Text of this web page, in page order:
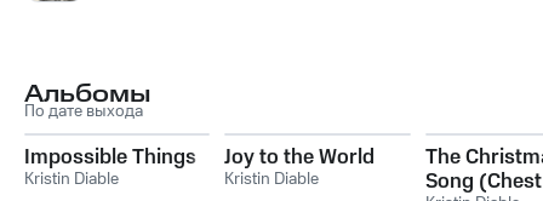
Альбомы
По дате выхода
Impossible Things
Kristin Diable
Joy to the World
Kristin Diable
The
Song